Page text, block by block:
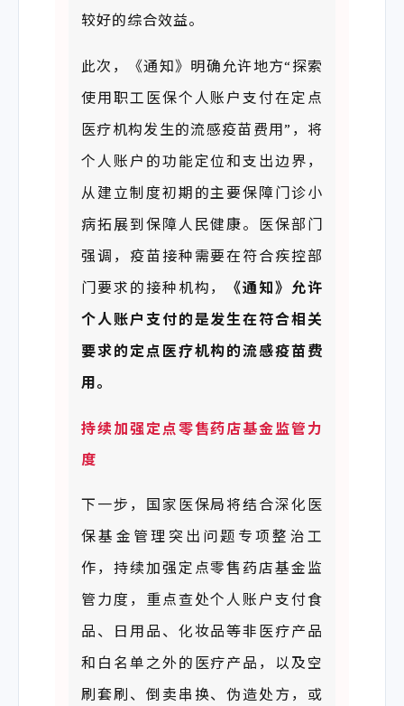
较好的综合效益。
此次，《通知》明确允许地方“探索
使用职工医保个人账户支付在定点
医疗机构发生的流感疫苗费用”，将
个人账户的功能定位和支出边界，
从建立制度初期的主要保障门诊小
病拓展到保障人民健康。医保部门
强调，疫苗接种需要在符合疾控部
门要求的接种机构，
《通知》允许
个人账户支付的是发生在符合相关
要求的定点医疗机构的流感疫苗费
用。
持续加强定点零售药店基金监管力
度
下一步，国家医保局将结合深化医
保基金管理突出问题专项整治工
作，持续加强定点零售药店基金监
管力度，重点查处个人账户支付食
品、日用品、化妆品等非医疗产品
和白名单之外的医疗产品，以及空
刷套刷、倒卖串换、伪造处方，或